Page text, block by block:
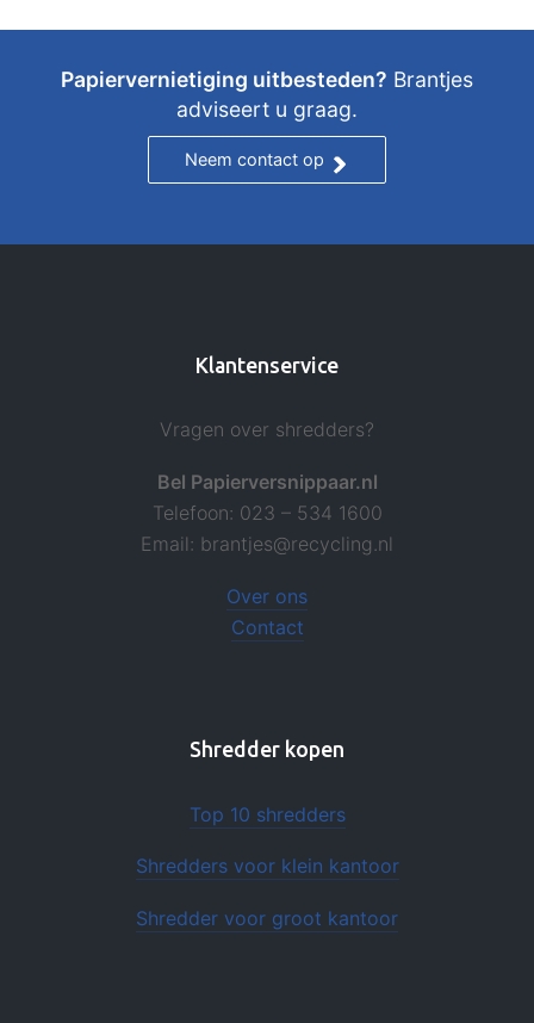
Papiervernietiging uitbesteden? Brantjes
adviseert u graag.
Neem contact op
Klantenservice
Vragen over shredders?
Bel Papierversnippaar.nl
Telefoon: 023 – 534 1600
Email: brantjes@recycling.nl
Over ons
Contact
Shredder kopen
Top 10 shredders
Shredders voor klein kantoor
Shredder voor groot kantoor